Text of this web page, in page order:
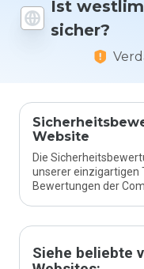
Ist
sicher?
Website
Die
unserer einzigartigen
Bewertungen der
Siehe beliebte
1 bis 5
bewerten?